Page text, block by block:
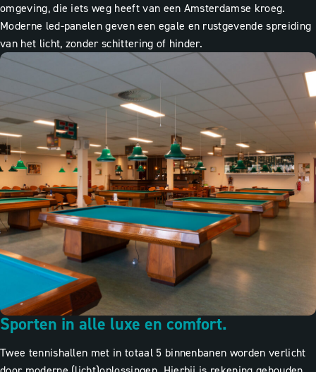
omgeving, die iets weg heeft van een Amsterdamse kroeg.
Moderne led-panelen geven een egale en rustgevende spreiding
van het licht, zonder schittering of hinder.
Sporten in alle luxe en comfort.
Twee tennishallen met in totaal 5 binnenbanen worden verlicht